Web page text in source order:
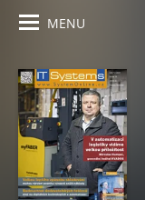
MENU